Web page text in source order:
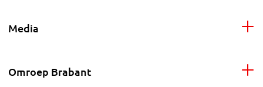
Media
Omroep Brabant